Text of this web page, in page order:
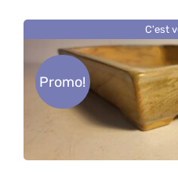
C'est
Promo!